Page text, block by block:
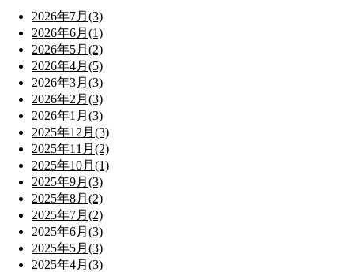
2026年7月(3)
2026年6月(1)
2026年5月(2)
2026年4月(5)
2026年3月(3)
2026年2月(3)
2026年1月(3)
2025年12月(3)
2025年11月(2)
2025年10月(1)
2025年9月(3)
2025年8月(2)
2025年7月(2)
2025年6月(3)
2025年5月(3)
2025年4月(3)